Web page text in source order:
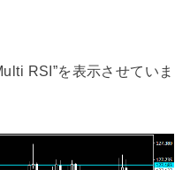
RSI”を表示させていま